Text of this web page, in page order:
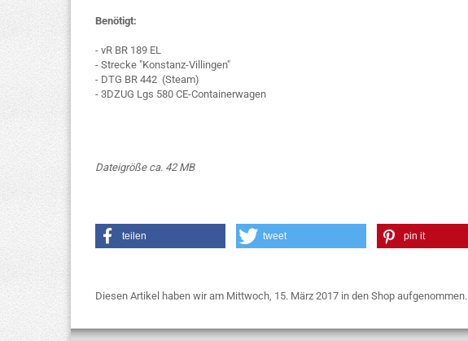
Benötigt:
- vR BR 189 EL
- Strecke "Konstanz-Villingen"
- DTG BR 442 (Steam)
- 3DZUG Lgs 580 CE-Containerwagen
Dateigröße ca. 42 MB
teilen tweet pin it
Diesen Artikel haben wir am Mittwoch, 15. März 2017 in den Shop aufgenommen.